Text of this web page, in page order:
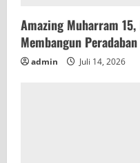
Amazing Muharram
Membangun
admin Juli 14, 2026